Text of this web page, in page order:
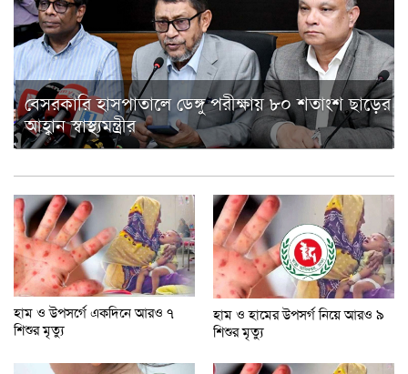
বেসরকারি হাসপাতালে ডেঙ্গু পরীক্ষায় ৮০ শতাংশ ছাড়ের
আহ্বান স্বাস্থ্যমন্ত্রীর
হাম ও উপসর্গে একদিনে আরও ৭
শিশুর মৃত্যু
হাম ও হামের উপসর্গ নিয়ে আরও ৯
শিশুর মৃত্যু